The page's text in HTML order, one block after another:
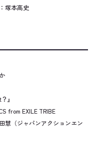
塚本高史
』
EXILE TRIBE
慧（ジャパンアクションエン